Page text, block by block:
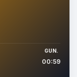
GUN.
00:59